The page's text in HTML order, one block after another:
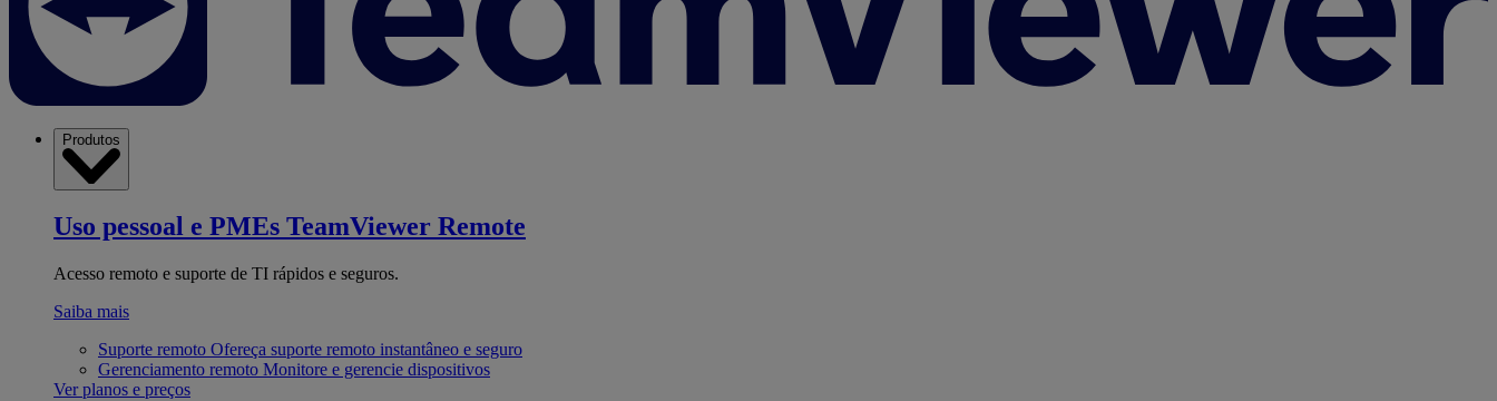
Produtos
Uso pessoal e PMEs TeamViewer Remote
Acesso remoto e suporte de TI rápidos e seguros.
Saiba mais
Suporte remoto Ofereça suporte remoto instantâneo e seguro
Gerenciamento remoto Monitore e gerencie dispositivos
Ver planos e preços